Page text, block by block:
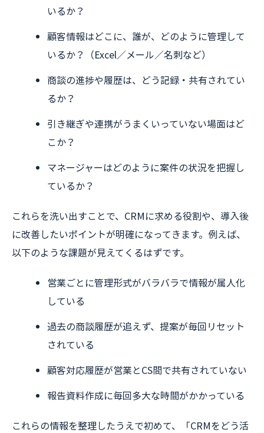
いるか？
顧客情報はどこに、誰が、どのように管理して
いるか？（Excel／メール／名刺など）
商談の進捗や履歴は、どう記録・共有されてい
るか？
引き継ぎや連携がうまくいっていない場面はど
こか？
マネージャーはどのように案件の状況を把握し
ているか？
これらを洗い出すことで、CRMに求める役割や、導入後
に改善したいポイントが明確になってきます。例えば、
以下のような課題が見えてくるはずです。
営業ごとに管理形式がバラバラで情報が属人化
している
過去の商談履歴が追えず、提案が毎回リセット
されている
顧客対応履歴が営業とCS間で共有されていない
報告資料作成に毎回多大な時間がかかっている
これらの情報を整理したうえで初めて、「CRMをどう活